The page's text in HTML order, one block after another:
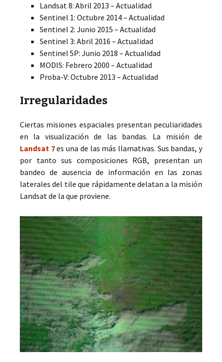
Landsat 8: Abril 2013 – Actualidad
Sentinel 1: Octubre 2014 – Actualidad
Sentinel 2: Junio 2015 – Actualidad
Sentinel 3: Abril 2016 – Actualidad
Sentinel 5P: Junio 2018 – Actualidad
MODIS: Febrero 2000 – Actualidad
Proba-V: Octubre 2013 – Actualidad
Irregularidades
Ciertas misiones espaciales presentan peculiaridades
en la visualización de las bandas. La misión de
Landsat 7es una de las más llamativas. Sus bandas, y
por tanto sus composiciones RGB, presentan un
bandeo de ausencia de información en las zonas
laterales del tile que rápidamente delatan a la misión
Landsat de la que proviene.